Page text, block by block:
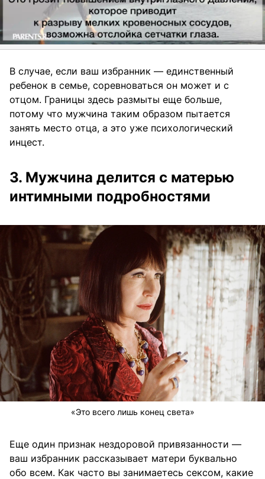
В случае, если ваш избранник — единственный
ребенок в семье, соревноваться он может и с
отцом. Границы здесь размыты еще больше,
потому что мужчина таким образом пытается
занять место отца, а это уже психологический
инцест.
3. Мужчина делится с матерью
интимными подробностями
«Это всего лишь конец света»
Еще один признак нездоровой привязанности —
ваш избранник рассказывает матери буквально
обо всем. Как часто вы занимаетесь сексом, какие